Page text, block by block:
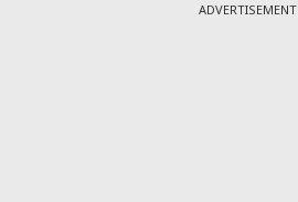
ADVERTISEMENT